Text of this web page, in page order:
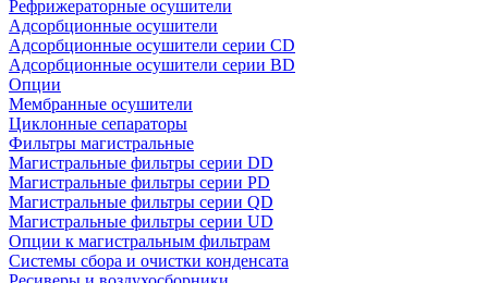
Рефрижераторные осушители
Адсорбционные осушители
Адсорбционные осушители серии CD
Адсорбционные осушители серии BD
Опции
Мембранные осушители
Циклонные сепараторы
Фильтры магистральные
Магистральные фильтры серии DD
Магистральные фильтры серии PD
Магистральные фильтры серии QD
Магистральные фильтры серии UD
Опции к магистральным фильтрам
Системы сбора и очистки конденсата